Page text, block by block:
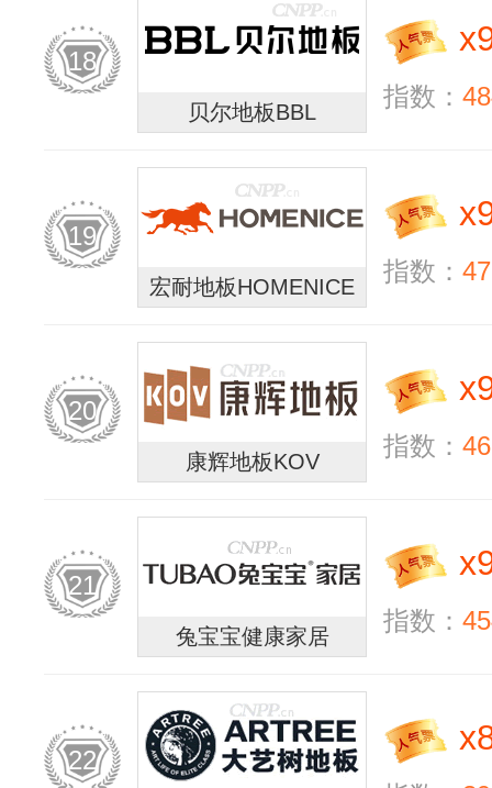
18
贝尔地板BBL
x
指数：
19
宏耐地板HOMENICE
x
指数：
20
康辉地板KOV
x
指数：
21
兔宝宝健康家居
x
指数：
22
x